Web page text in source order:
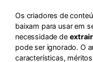
Os criadores de
baixam para usar em
necessidade de extrair
pode ser ignorado. O
características,